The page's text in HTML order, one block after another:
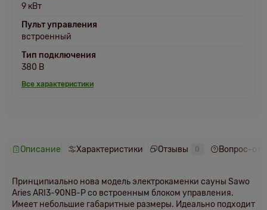
9 кВт
Пульт управления
встроенный
Тип подключения
380 В
Все характеристики
Описание Характеристики Отзывы 0 Вопрос-
Принципиально нова модель электрокаменки сауны Sawo
Aries ARI3-90NB-P со встроенным блоком управления.
Имеет небольшие габаритные размеры. Идеально подходит